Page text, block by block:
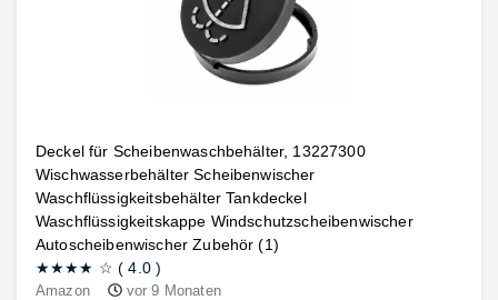
Deckel für Scheibenwaschbehälter, 13227300
Wischwasserbehälter Scheibenwischer
Waschflüssigkeitsbehälter Tankdeckel
Waschflüssigkeitskappe Windschutzscheibenwischer
Autoscheibenwischer Zubehör (1)
★★★★ ☆ (4.0)
Amazon vor 9 Monaten